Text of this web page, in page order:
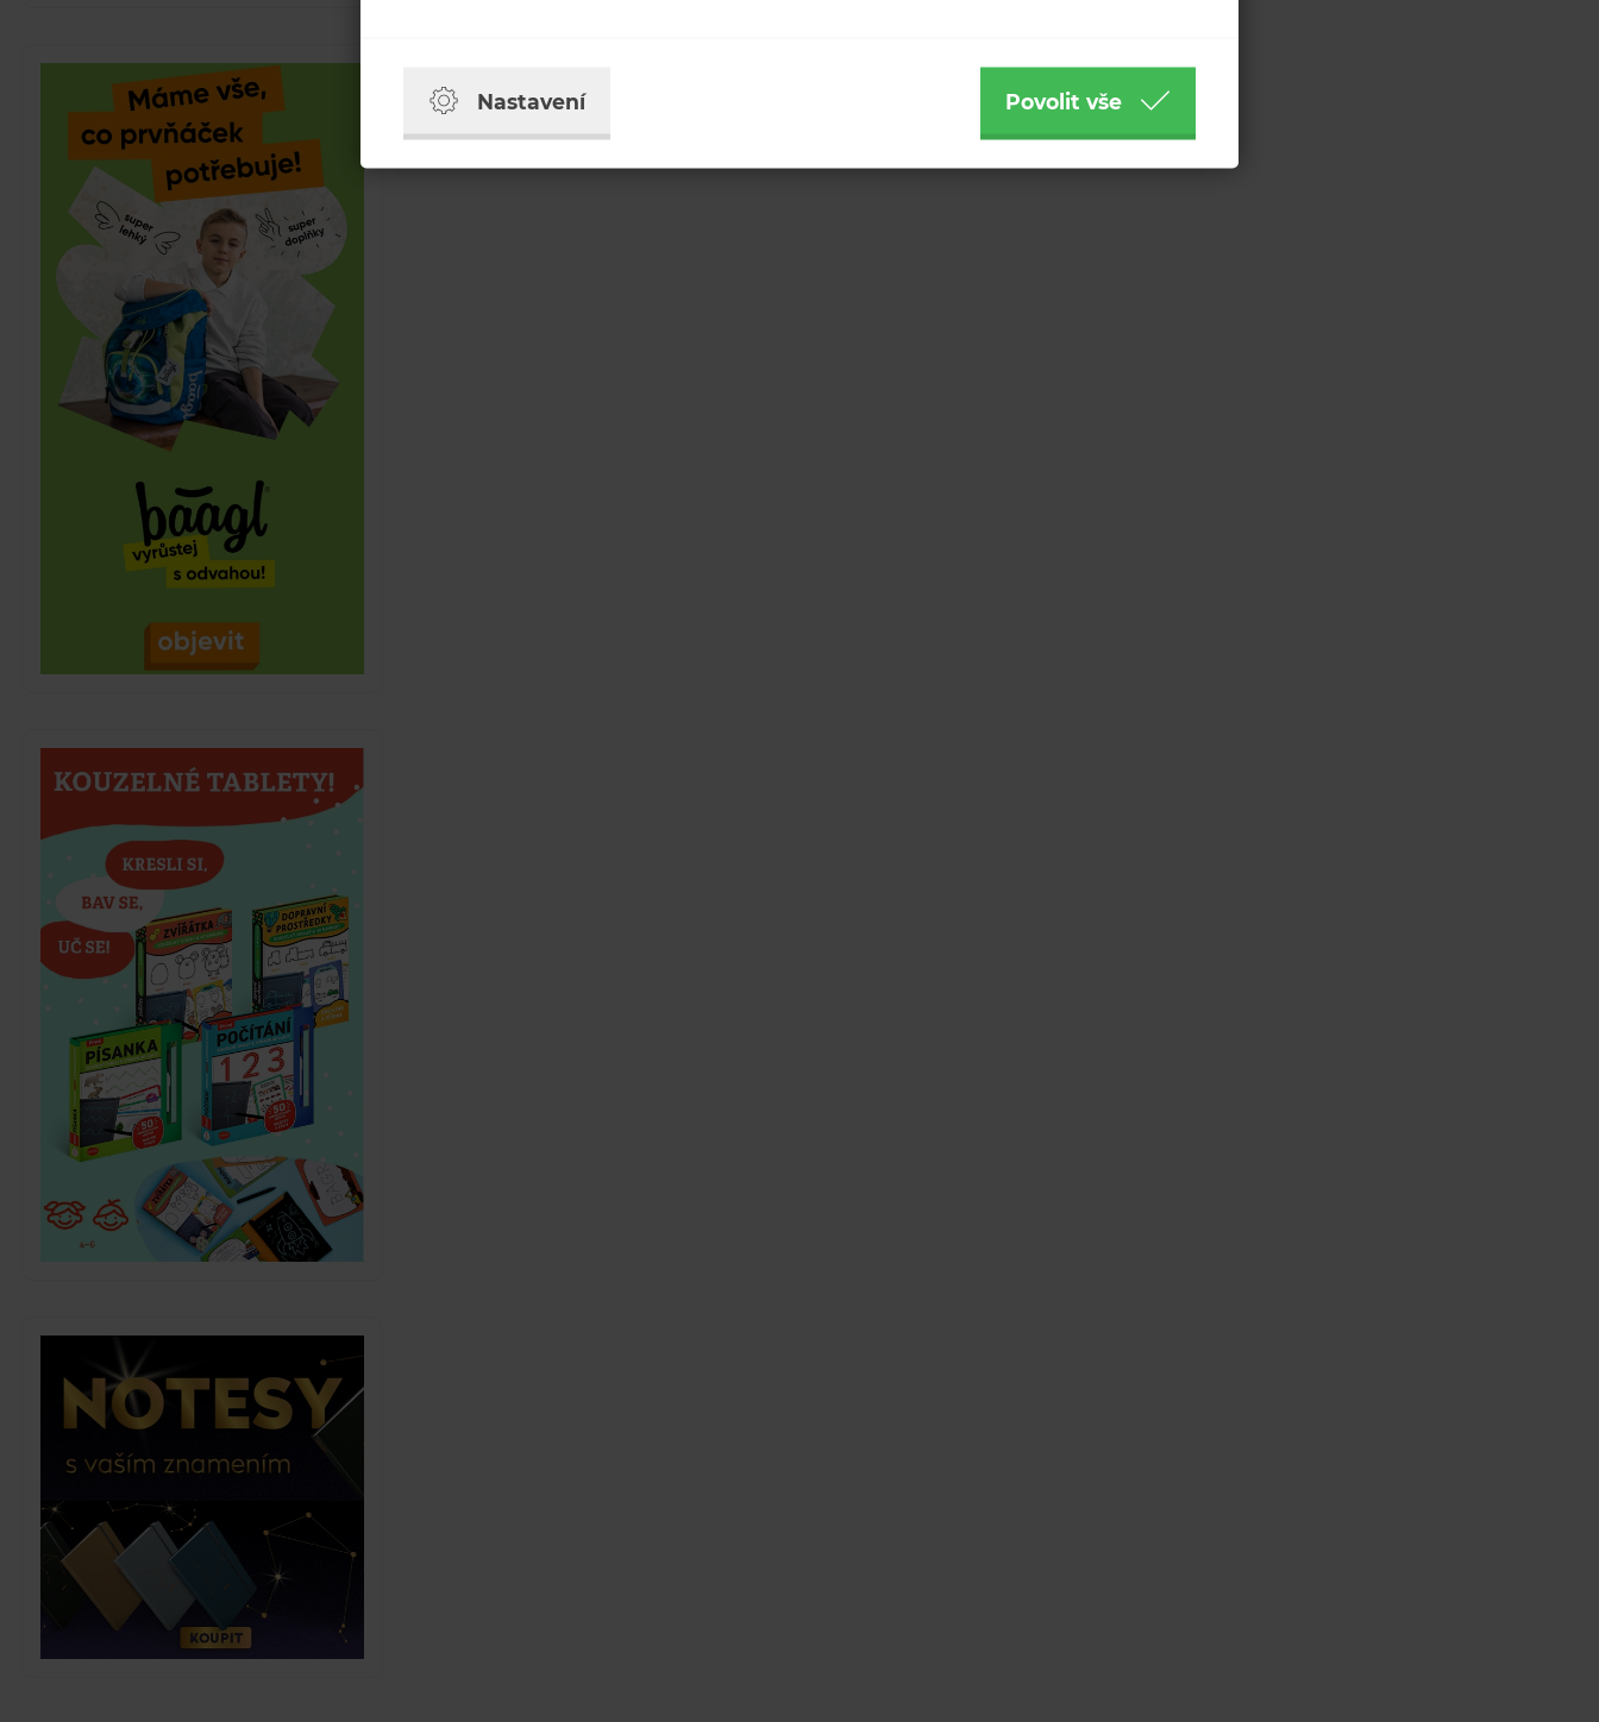
Nastavení Povolit vše